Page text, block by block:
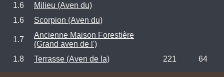
1.6
Milieu (Aven du)
1.6
Scorpion (Aven du)
1.7
Ancienne Maison Forestière
(Grand aven de l')
1.8
Terrasse (Aven de la) 221 64